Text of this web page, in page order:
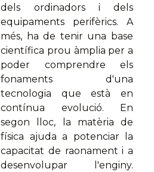
dels ordinadors i dels
equipaments perifèrics. A
més, ha de tenir una base
científica prou àmplia per a
poder comprendre els
fonaments d'una
tecnologia que està en
contínua evolució. En
segon lloc, la matèria de
física ajuda a potenciar la
capacitat de raonament i a
desenvolupar l'enginy.